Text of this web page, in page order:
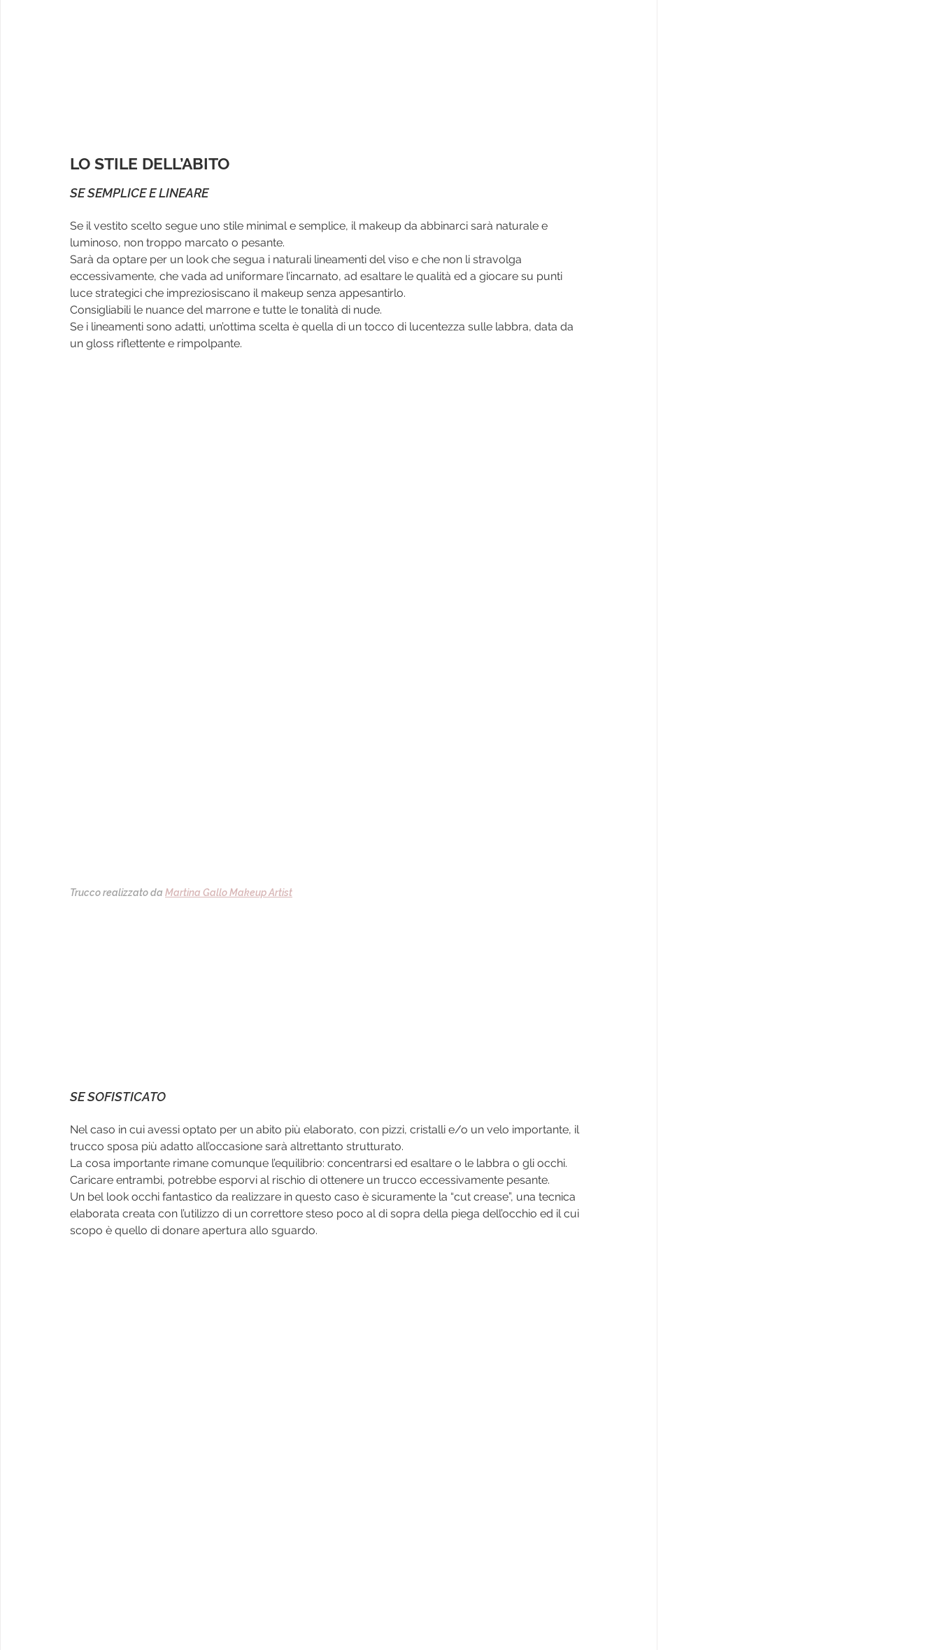
LO STILE DELL’ABITO
SE SEMPLICE E LINEARE
Se il vestito scelto segue uno stile minimal e semplice, il makeup da abbinarci sarà naturale e
luminoso, non troppo marcato o pesante.
Sarà da optare per un look che segua i naturali lineamenti del viso e che non li stravolga
eccessivamente, che vada ad uniformare l’incarnato, ad esaltare le qualità ed a giocare su punti
luce strategici che impreziosiscano il makeup senza appesantirlo.
Consigliabili le nuance del marrone e tutte le tonalità di nude.
Se i lineamenti sono adatti, un’ottima scelta è quella di un tocco di lucentezza sulle labbra, data da
un gloss riflettente e rimpolpante.
Trucco realizzato da Martina Gallo Makeup Artist
SE SOFISTICATO
Nel caso in cui avessi optato per un abito più elaborato, con pizzi, cristalli e/o un velo importante, il
trucco sposa più adatto all’occasione sarà altrettanto strutturato.
La cosa importante rimane comunque l’equilibrio: concentrarsi ed esaltare o le labbra o gli occhi.
Caricare entrambi, potrebbe esporvi al rischio di ottenere un trucco eccessivamente pesante.
Un bel look occhi fantastico da realizzare in questo caso è sicuramente la “cut crease”, una tecnica
elaborata creata con l’utilizzo di un correttore steso poco al di sopra della piega dell’occhio ed il cui
scopo è quello di donare apertura allo sguardo.